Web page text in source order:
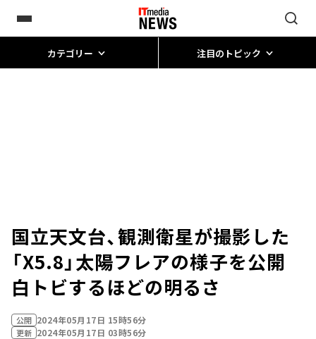
カテゴリー 注目のトピック
国立天文台、観測衛星が撮影した
「X5.8」太陽フレアの様子を公開
白トビするほどの明るさ
公開 2024年05月17日 15時56分
更新 2024年05月17日 03時56分